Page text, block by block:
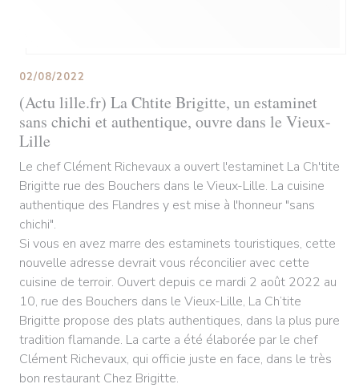
(Actu lille.fr) La Chtite Brigitte, un estaminet
sans chichi et authentique, ouvre dans le Vieux-
Lille
02/08/2022
Le chef Clément Richevaux a ouvert l'estaminet La Ch'tite
Brigitte rue des Bouchers dans le Vieux-Lille. La cuisine
authentique des Flandres y est mise à l'honneur "sans
chichi".
Si vous en avez marre des estaminets touristiques, cette
nouvelle adresse devrait vous réconcilier avec cette
cuisine de terroir. Ouvert depuis ce mardi 2 août 2022 au
10, rue des Bouchers dans le Vieux-Lille, La Ch’tite
Brigitte propose des plats authentiques, dans la plus pure
tradition flamande. La carte a été élaborée par le chef
Clément Richevaux, qui officie juste en face, dans le très
bon restaurant Chez Brigitte.